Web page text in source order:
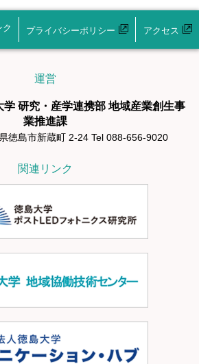
ク プライバシーポリシー アクセス
運営
学 研究・産学連携部 地域産業創生事
業推進課
徳島市新蔵町 2-24 Tel 088-656-9020
関連リンク